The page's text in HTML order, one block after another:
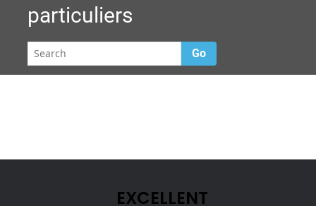
particuliers
Go
EXCELLENT